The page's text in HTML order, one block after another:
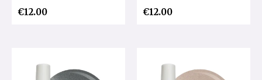
€12.00 €12.00